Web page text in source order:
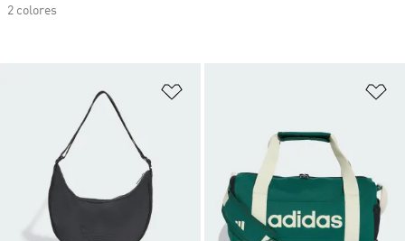
2 colores